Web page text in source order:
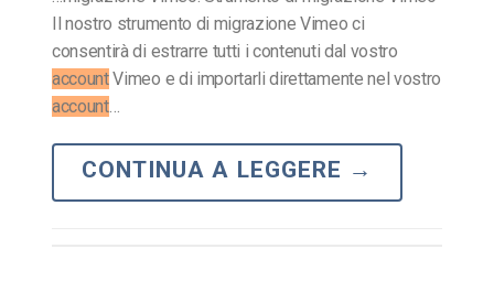
Il nostro strumento di migrazione Vimeo ci
consentirà di estrarre tutti i contenuti dal vostro
accountVimeo e di importarli direttamente nel vostro
account…
CONTINUA A LEGGERE →